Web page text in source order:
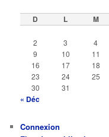
D L M
2
3 4
9
10 11
16
17 18
23
24 25
30
31
« Déc
Connexion